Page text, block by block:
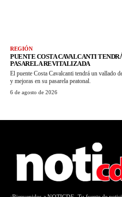
REGIÓN
PUENTE COSTA CAVALCANTI
PASARELA REVITALIZADA
El puente Costa Cavalcanti tendrá un vallado
y mejoras en su pasarela peatonal.
6 de agosto de 2026